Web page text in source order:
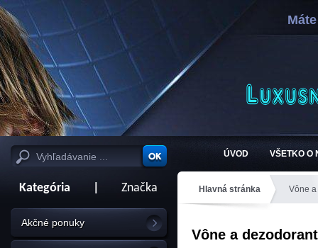
ÚVOD VŠETKO O
Kategória Značka
Akčné ponuky
Hlavná stránka Vône
Vône a